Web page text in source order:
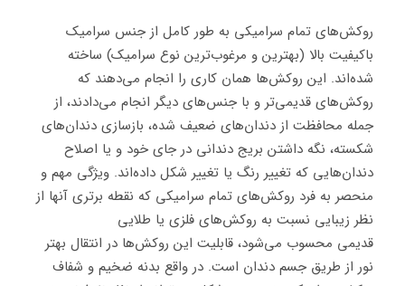
روکش‌های تمام سرامیکی به طور کامل از جنس سرامیک
باکیفیت بالا (بهترین و مرغوب‌ترین نوع سرامیک) ساخته
شده‌اند. این روکش‌ها همان کاری را انجام می‌دهند که
روکش‌های قدیمی‌تر و با جنس‌های دیگر انجام می‌دادند، از
جمله محافظت از دندان‌های ضعیف شده، بازسازی دندان‌های
شکسته، نگه داشتن بریج دندانی در جای خود و یا اصلاح
دندان‌هایی که تغییر رنگ یا تغییر شکل داده‌اند. ویژگی مهم و
منحصر به فرد روکش‌های تمام سرامیکی که نقطه برتری آنها از
نظر زیبایی نسبت به روکش‌های فلزی یا طلایی
قدیمی محسوب می‌شود، قابلیت این روکش‌ها در انتقال بهتر
نور از طریق جسم دندان است. در واقع بدنه ضخیم و شفاف